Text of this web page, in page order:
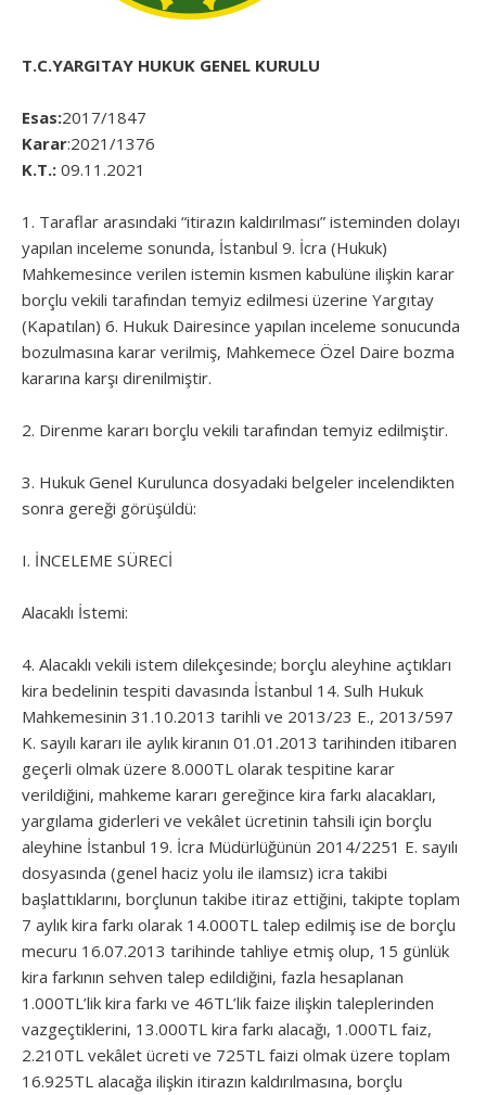
T.C.YARGITAY HUKUK GENEL KURULU
Esas:2017/1847
Karar:2021/1376
K.T.: 09.11.2021
1. Taraflar arasındaki “itirazın kaldırılması” isteminden dolayı
yapılan inceleme sonunda, İstanbul 9. İcra (Hukuk)
Mahkemesince verilen istemin kısmen kabulüne ilişkin karar
borçlu vekili tarafından temyiz edilmesi üzerine Yargıtay
(Kapatılan) 6. Hukuk Dairesince yapılan inceleme sonucunda
bozulmasına karar verilmiş, Mahkemece Özel Daire bozma
kararına karşı direnilmiştir.
2. Direnme kararı borçlu vekili tarafından temyiz edilmiştir.
3. Hukuk Genel Kurulunca dosyadaki belgeler incelendikten
sonra gereği görüşüldü:
I. İNCELEME SÜRECİ
Alacaklı İstemi:
4. Alacaklı vekili istem dilekçesinde; borçlu aleyhine açtıkları
kira bedelinin tespiti davasında İstanbul 14. Sulh Hukuk
Mahkemesinin 31.10.2013 tarihli ve 2013/23 E., 2013/597
K. sayılı kararı ile aylık kiranın 01.01.2013 tarihinden itibaren
geçerli olmak üzere 8.000TL olarak tespitine karar
verildiğini, mahkeme kararı gereğince kira farkı alacakları,
yargılama giderleri ve vekâlet ücretinin tahsili için borçlu
aleyhine İstanbul 19. İcra Müdürlüğünün 2014/2251 E. sayılı
dosyasında (genel haciz yolu ile ilamsız) icra takibi
başlattıklarını, borçlunun takibe itiraz ettiğini, takipte toplam
7 aylık kira farkı olarak 14.000TL talep edilmiş ise de borçlu
mecuru 16.07.2013 tarihinde tahliye etmiş olup, 15 günlük
kira farkının sehven talep edildiğini, fazla hesaplanan
1.000TL’lik kira farkı ve 46TL’lik faize ilişkin taleplerinden
vazgeçtiklerini, 13.000TL kira farkı alacağı, 1.000TL faiz,
2.210TL vekâlet ücreti ve 725TL faizi olmak üzere toplam
16.925TL alacağa ilişkin itirazın kaldırılmasına, borçlu